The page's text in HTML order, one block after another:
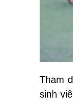
Tham
sinh